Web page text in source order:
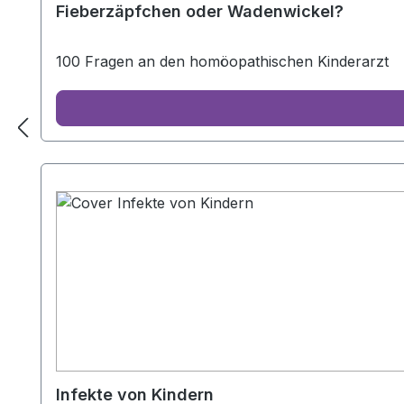
Fieberzäpfchen oder Wadenwickel?
100 Fragen an den homöopathischen Kinderarzt
Infekte von Kindern